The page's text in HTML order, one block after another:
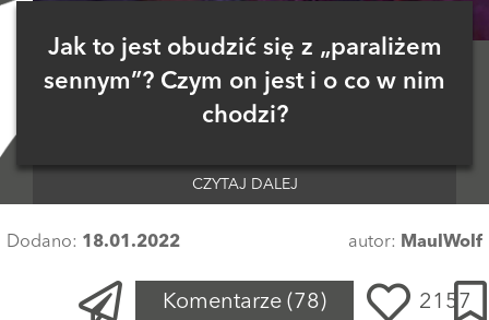
Jak to jest obudzić się z „paraliżem
sennym”? Czym on jest i o co w nim
chodzi?
CZYTAJ DALEJ
Dodano: 18.01.2022 autor: MaulWolf
Komentarze (78) 2157